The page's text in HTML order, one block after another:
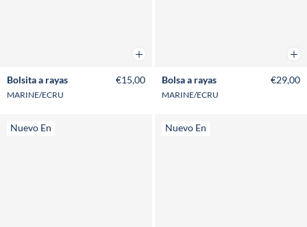
Añadir a la cesta
Bolsita a rayas
MARINE/ECRU
€15,00 Bolsa a rayas
MARINE/ECRU
€29,00
Nuevo En Nuevo En